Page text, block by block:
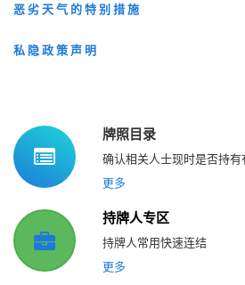
恶 劣 天 气 的 特 别 措 施
私 隐 政 策 声 明
牌照目录
确认相关人士现时是否持
更多
持牌人专区
持牌人常用快速连结
更多